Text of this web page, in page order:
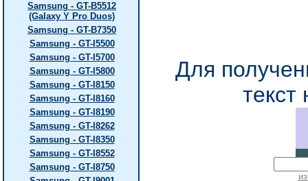
Samsung - GT-B5512
(Galaxy Y Pro Duos)
Samsung - GT-B7350
Samsung - GT-I5500
Samsung - GT-I5700
Samsung - GT-I5800
Samsung - GT-I8150
Samsung - GT-I8160
Samsung - GT-I8190
Samsung - GT-I8262
Samsung - GT-I8350
Samsung - GT-I8552
Samsung - GT-I8750
Для
текст